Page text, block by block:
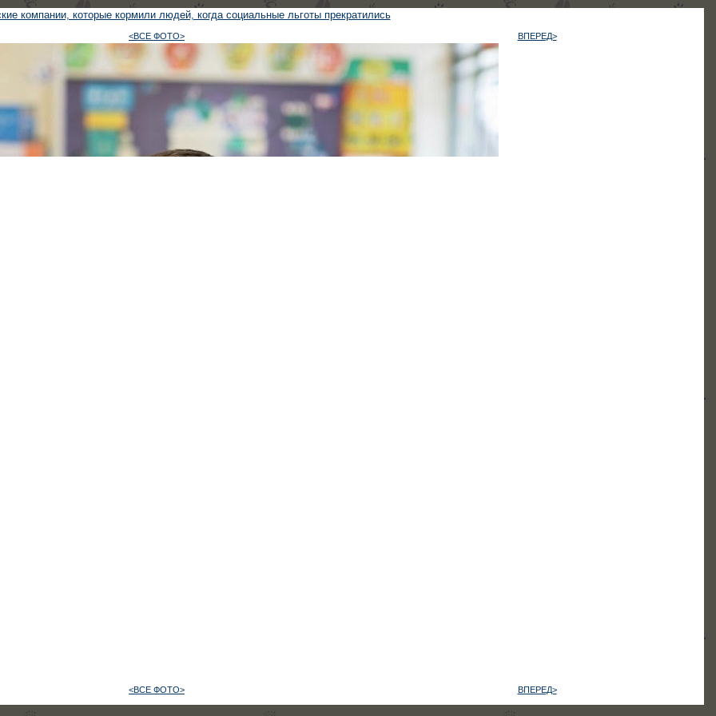
компании, которые кормили людей, когда социальные льготы прекратились
<ВСЕ ФОТО> ВПЕРЕД>
<ВСЕ ФОТО> ВПЕРЕД>